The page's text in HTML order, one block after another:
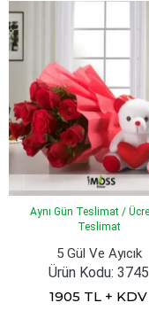
Aynı Gün Teslimat /
Teslimat
5 Gül Ve Ayıcık
Ürün Kodu: 3745
1905 TL + KDV